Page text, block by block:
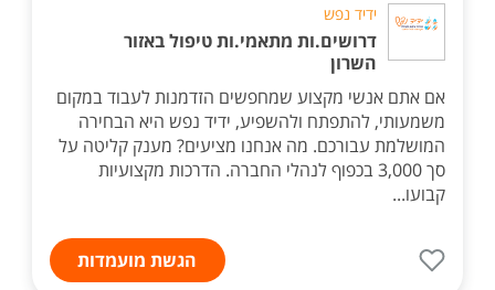
ידיד נפש
דרושים.ות מתאמי.ות טיפול באזור
השרון
אם אתם אנשי מקצוע שמחפשים הזדמנות לעבוד במקום
משמעותי, להתפתח ולהשפיע, ידיד נפש היא הבחירה
המושלמת עבורכם. מה אנחנו מציעים? מענק קליטה על
סך 3,000 בכפוף לנהלי החברה. הדרכות מקצועיות
קבועו...
הגשת מועמדות